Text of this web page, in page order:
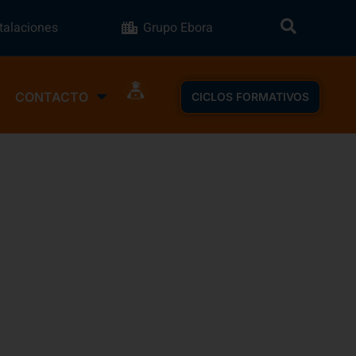
Grupo Ebora
CONTACTO CICLOS FORMATIVOS